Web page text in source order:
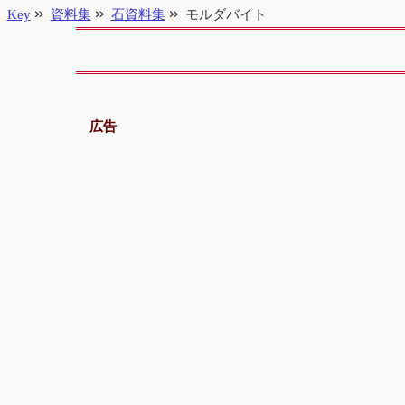
広告
Key 資料集 石資料集 モルダバイト